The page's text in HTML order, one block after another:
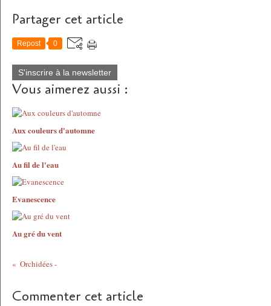
Partager cet article
Repost 0
S'inscrire à la newsletter
Vous aimerez aussi :
Aux couleurs d'automne
Au fil de l'eau
Evanescence
Au gré du vent
Orchidées -
Commenter cet article